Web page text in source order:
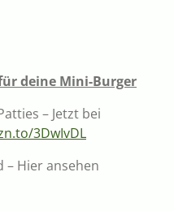
deine Mini-Burger
– Jetzt bei
3DwIvDL
– Hier ansehen